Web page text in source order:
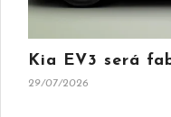
Kia EV3 será
29/07/2026